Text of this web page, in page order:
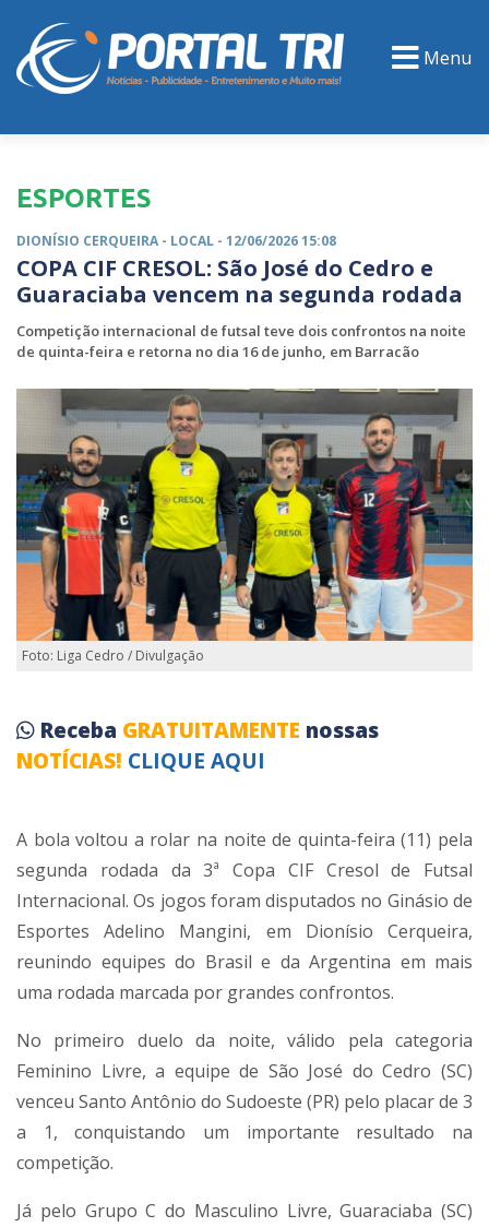
Menu
ESPORTES
DIONÍSIO CERQUEIRA - LOCAL - 12/06/2026 15:08
COPA CIF CRESOL: São José do Cedro e
Guaraciaba vencem na segunda rodada
Competição internacional de futsal teve dois confrontos na noite
de quinta-feira e retorna no dia 16 de junho, em Barracão
Foto: Liga Cedro / Divulgação
Receba GRATUITAMENTE nossas
NOTÍCIAS! CLIQUE AQUI
A bola voltou a rolar na noite de quinta-feira (11) pela
segunda rodada da 3ª Copa CIF Cresol de Futsal
Internacional. Os jogos foram disputados no Ginásio de
Esportes Adelino Mangini, em Dionísio Cerqueira,
reunindo equipes do Brasil e da Argentina em mais
uma rodada marcada por grandes confrontos.
No primeiro duelo da noite, válido pela categoria
Feminino Livre, a equipe de São José do Cedro (SC)
venceu Santo Antônio do Sudoeste (PR) pelo placar de 3
a 1, conquistando um importante resultado na
competição.
Já pelo Grupo C do Masculino Livre, Guaraciaba (SC)